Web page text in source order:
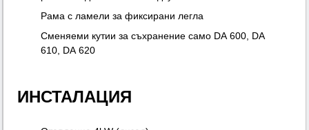
Рама с ламели за фиксирани легла
Сменяеми кутии за съхранение само DA 600, DA
610, DA 620
ИНСТАЛАЦИЯ